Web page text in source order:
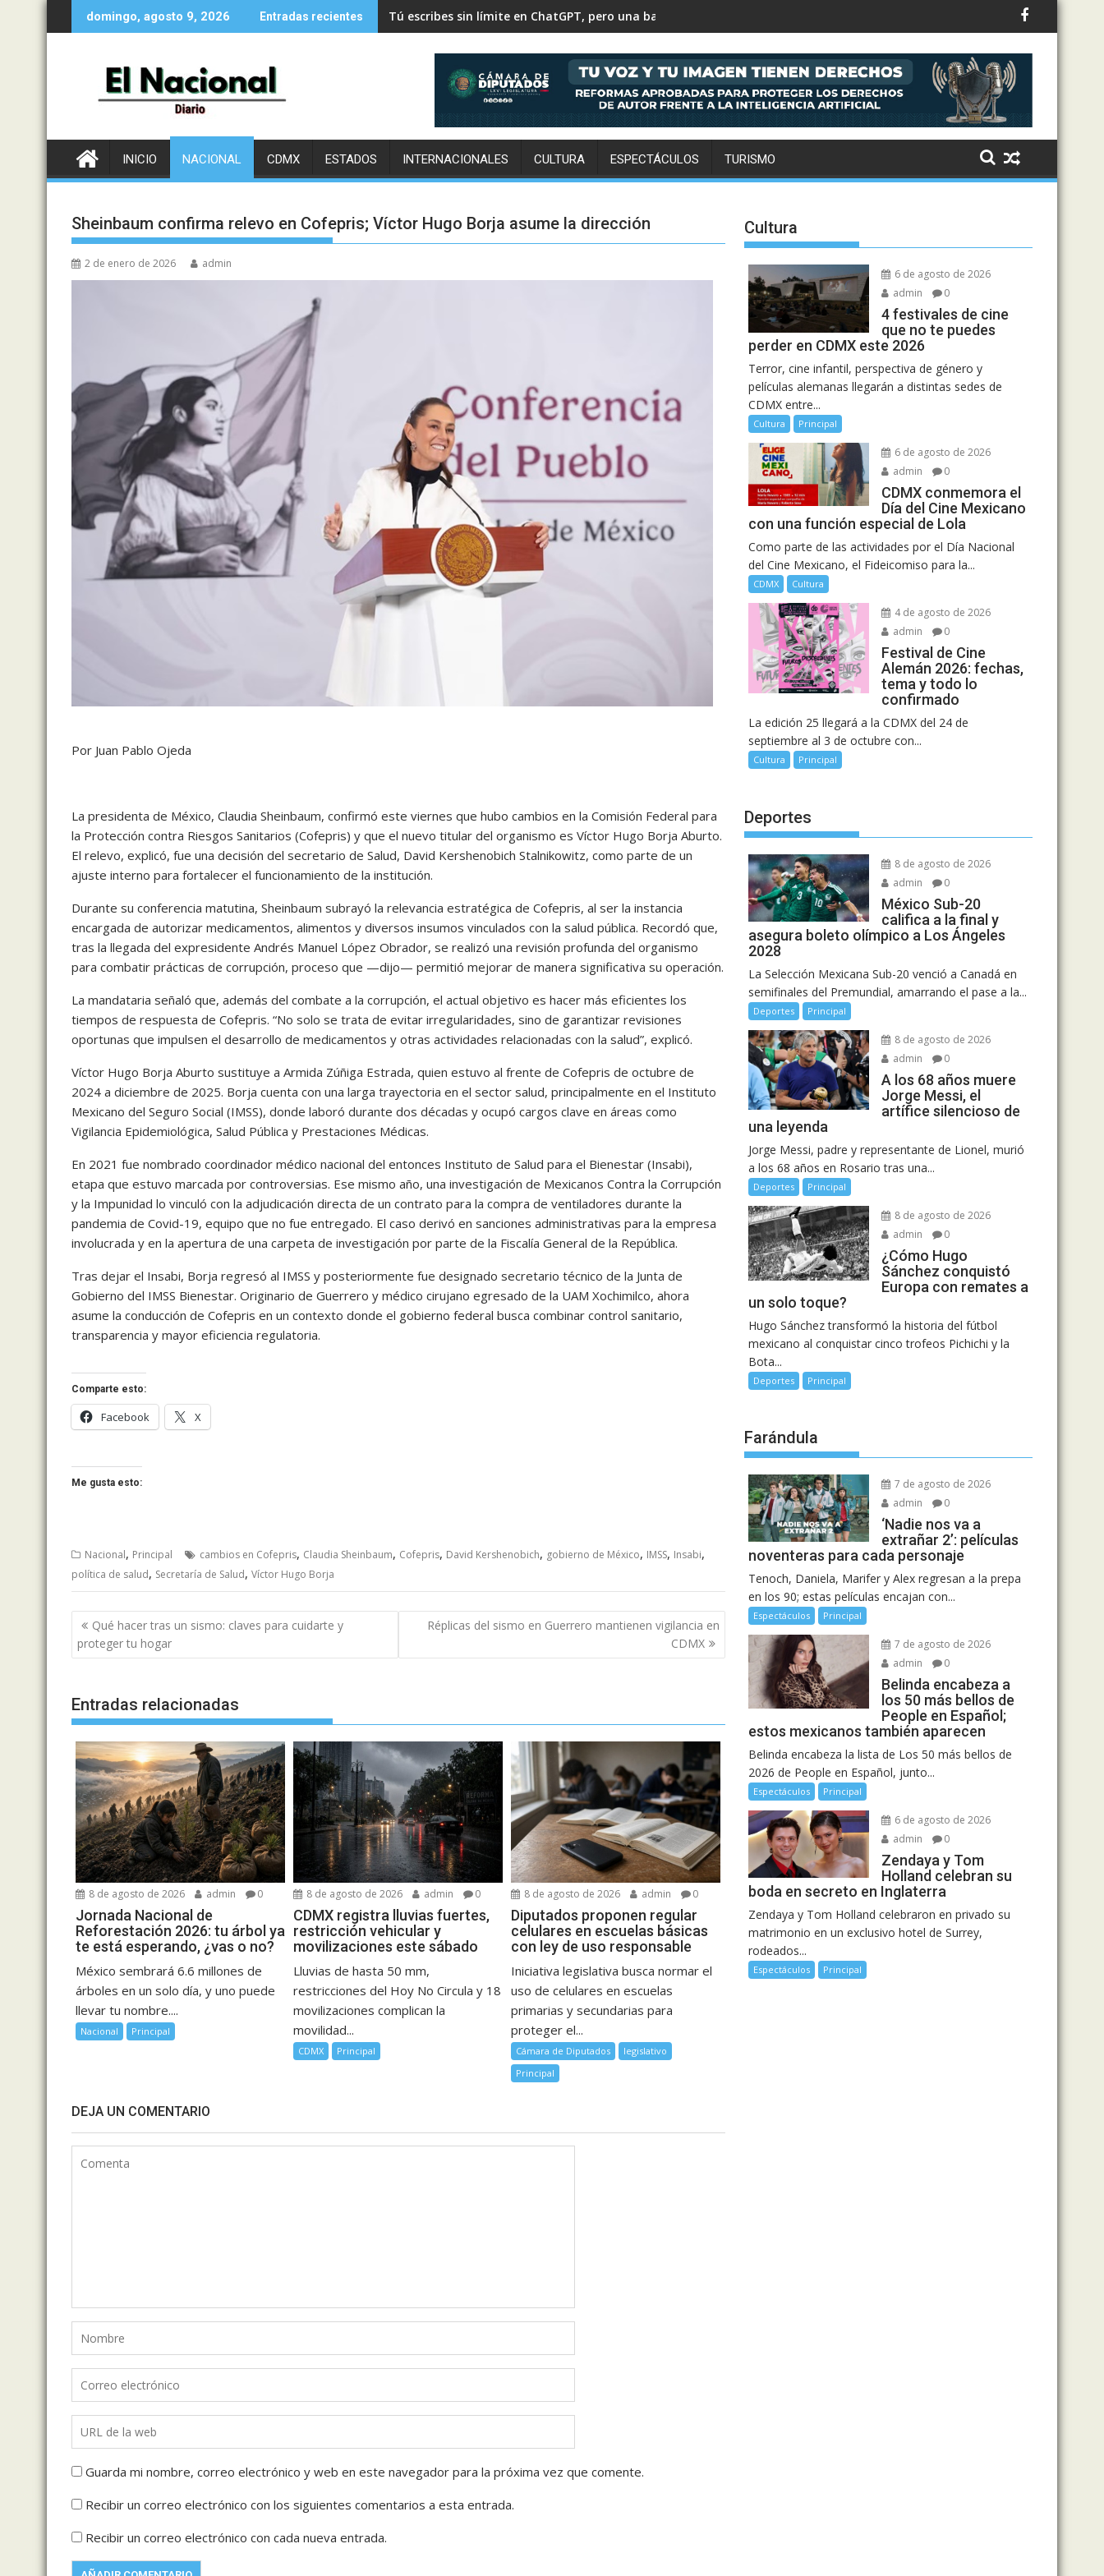
al
domingo, agosto 9, 2026 Entradas recientes 500 mil personas y 30 mil toneladas: el pulso diario de la Central de Abasto
INICIO NACIONAL CDMX ESTADOS INTERNACIONALES CULTURA ESPECTÁCULOS TURISMO
Sheinbaum confirma relevo en Cofepris; Víctor Hugo Borja asume la dirección
2 de enero de 2026 admin
Por Juan Pablo Ojeda
La presidenta de México, Claudia Sheinbaum, confirmó este viernes que hubo cambios en la Comisión Federal para
la Protección contra Riesgos Sanitarios (Cofepris) y que el nuevo titular del organismo es Víctor Hugo Borja Aburto.
El relevo, explicó, fue una decisión del secretario de Salud, David Kershenobich Stalnikowitz, como parte de un
ajuste interno para fortalecer el funcionamiento de la institución.
Durante su conferencia matutina, Sheinbaum subrayó la relevancia estratégica de Cofepris, al ser la instancia
encargada de autorizar medicamentos, alimentos y diversos insumos vinculados con la salud pública. Recordó que,
tras la llegada del expresidente Andrés Manuel López Obrador, se realizó una revisión profunda del organismo
para combatir prácticas de corrupción, proceso que —dijo— permitió mejorar de manera significativa su operación.
La mandataria señaló que, además del combate a la corrupción, el actual objetivo es hacer más eficientes los
tiempos de respuesta de Cofepris. “No solo se trata de evitar irregularidades, sino de garantizar revisiones
oportunas que impulsen el desarrollo de medicamentos y otras actividades relacionadas con la salud”, explicó.
Víctor Hugo Borja Aburto sustituye a Armida Zúñiga Estrada, quien estuvo al frente de Cofepris de octubre de
2024 a diciembre de 2025. Borja cuenta con una larga trayectoria en el sector salud, principalmente en el Instituto
Mexicano del Seguro Social (IMSS), donde laboró durante dos décadas y ocupó cargos clave en áreas como
Vigilancia Epidemiológica, Salud Pública y Prestaciones Médicas.
En 2021 fue nombrado coordinador médico nacional del entonces Instituto de Salud para el Bienestar (Insabi),
etapa que estuvo marcada por controversias. Ese mismo año, una investigación de Mexicanos Contra la Corrupción
y la Impunidad lo vinculó con la adjudicación directa de un contrato para la compra de ventiladores durante la
pandemia de Covid-19, equipo que no fue entregado. El caso derivó en sanciones administrativas para la empresa
involucrada y en la apertura de una carpeta de investigación por parte de la Fiscalía General de la República.
Tras dejar el Insabi, Borja regresó al IMSS y posteriormente fue designado secretario técnico de la Junta de
Gobierno del IMSS Bienestar. Originario de Guerrero y médico cirujano egresado de la UAM Xochimilco, ahora
asume la conducción de Cofepris en un contexto donde el gobierno federal busca combinar control sanitario,
transparencia y mayor eficiencia regulatoria.
Comparte esto:
Facebook X
Me gusta esto:
Nacional, Principal cambios en Cofepris, Claudia Sheinbaum, Cofepris, David Kershenobich, gobierno de México, IMSS, Insabi,
política de salud, Secretaría de Salud, Víctor Hugo Borja
Navegación
de
entradas
Qué hacer tras un sismo: claves para cuidarte y
proteger tu hogar
Réplicas del sismo en Guerrero mantienen vigilancia en
CDMX
Entradas relacionadas
8 de agosto de 2026 admin 0
Jornada Nacional de
Reforestación 2026: tu árbol ya
te está esperando, ¿vas o no?
México sembrará 6.6 millones de
árboles en un solo día, y uno puede
llevar tu nombre....
Nacional Principal
8 de agosto de 2026 admin 0
CDMX registra lluvias fuertes,
restricción vehicular y
movilizaciones este sábado
Lluvias de hasta 50 mm,
restricciones del Hoy No Circula y 18
movilizaciones complican la
movilidad...
CDMX Principal
8 de agosto de 2026 admin 0
Diputados proponen regular
celulares en escuelas básicas
con ley de uso responsable
Iniciativa legislativa busca normar el
uso de celulares en escuelas
primarias y secundarias para
proteger el...
Cámara de Diputados
legislativo
Principal
DEJA UN COMENTARIO
Guarda mi nombre, correo electrónico y web en este navegador para la próxima vez que comente.
Recibir un correo electrónico con los siguientes comentarios a esta entrada.
Recibir un correo electrónico con cada nueva entrada.
Cultura
6 de agosto de 2026
admin
0
4 festivales de cine
que no te puedes
perder en CDMX este 2026
Terror, cine infantil, perspectiva de género y
películas alemanas llegarán a distintas sedes de
CDMX entre...
Cultura Principal
6 de agosto de 2026
admin
0
CDMX conmemora el
Día del Cine Mexicano
con una función especial de Lola
Como parte de las actividades por el Día Nacional
del Cine Mexicano, el Fideicomiso para la...
CDMX Cultura
4 de agosto de 2026
admin
0
Festival de Cine
Alemán 2026: fechas,
tema y todo lo
confirmado
La edición 25 llegará a la CDMX del 24 de
septiembre al 3 de octubre con...
Cultura Principal
Deportes
8 de agosto de 2026
admin
0
México Sub-20
califica a la final y
asegura boleto olímpico a Los Ángeles
2028
La Selección Mexicana Sub-20 venció a Canadá en
semifinales del Premundial, amarrando el pase a la...
Deportes Principal
8 de agosto de 2026
admin
0
A los 68 años muere
Jorge Messi, el
artífice silencioso de
una leyenda
Jorge Messi, padre y representante de Lionel, murió
a los 68 años en Rosario tras una...
Deportes Principal
8 de agosto de 2026
admin
0
¿Cómo Hugo
Sánchez conquistó
Europa con remates a
un solo toque?
Hugo Sánchez transformó la historia del fútbol
mexicano al conquistar cinco trofeos Pichichi y la
Bota...
Deportes Principal
Farándula
7 de agosto de 2026
admin
0
‘Nadie nos va a
extrañar 2’: películas
noventeras para cada personaje
Tenoch, Daniela, Marifer y Alex regresan a la prepa
en los 90; estas películas encajan con...
Espectáculos Principal
7 de agosto de 2026
admin
0
Belinda encabeza a
los 50 más bellos de
People en Español;
estos mexicanos también aparecen
Belinda encabeza la lista de Los 50 más bellos de
2026 de People en Español, junto...
Espectáculos Principal
6 de agosto de 2026
admin
0
Zendaya y Tom
Holland celebran su
boda en secreto en Inglaterra
Zendaya y Tom Holland celebraron en privado su
matrimonio en un exclusivo hotel de Surrey,
rodeados...
Espectáculos Principal